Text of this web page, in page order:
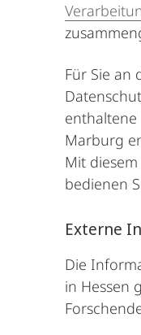
Für Sie an
enthaltene
Marburg
Mit
bedienen
Externe
Die
in Hessen